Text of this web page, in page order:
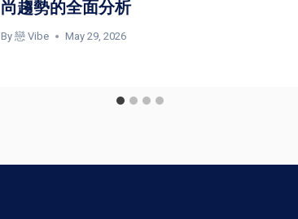
尚趨勢的全面分析
By 戀 Vibe May 29, 2026